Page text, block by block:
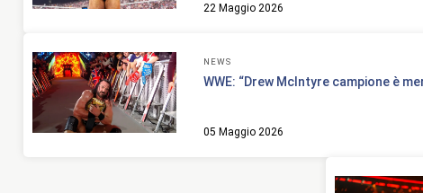
22 Maggio 2026
NEWS
WWE: “Drew McIntyre campione è
05 Maggio 2026